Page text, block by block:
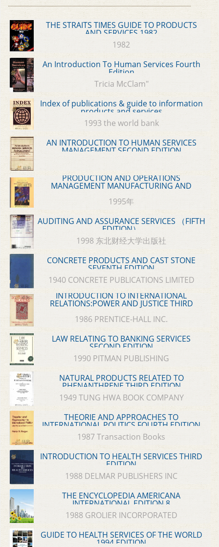
THE STRAITS TIMES GUIDE TO PRODUCTS
AND SERVICES 1982
1982
An Introduction To Human Services Fourth
Edition
Tricia McClam"
Index of publications & guide to information
products and services
1993 the world bank
AN INTRODUCTION TO HUMAN SERVICES
MANAGEMENT SECOND EDITION
PRODUCTION AND OPERATIONS
MANAGEMENT MANUFACTURING AND
1995年
AUDITING AND ASSURANCE SERVICES （FIFTH
EDITION）
1998 东北财经大学出版社
CONCRETE PRODUCTS AND CAST STONE
SEVENTH EDITION
1940 CONCRETE PUBLICATIONS LIMITED
INTRODUCTION TO INTERNATIONAL
RELATIONS:POWER AND JUSTICE THIRD
1986 PRENTICE-HALL INC.
LAW RELATING TO BANKING SERVICES
SECOND EDITION
1990 PITMAN PUBLISHING
NATURAL PRODUCTS RELATED TO
PHENANTHRENE THIRD EDITION
1949 TUNG HWA BOOK COMPANY
THEORIE AND APPROACHES TO
INTERNATIONAL POLITICS FOURTH EDITION
1987 Transaction Books
INTRODUCTION TO HEALTH SERVICES THIRD
EDITION
1988 DELMAR PUBLISHERS INC
THE ENCYCLOPEDIA AMERICANA
INTERNATIONAL EDITION 8
1988 GROLIER INCORPORATED
GUIDE TO HEALTH SERVICES OF THE WORLD
1994 EDITION